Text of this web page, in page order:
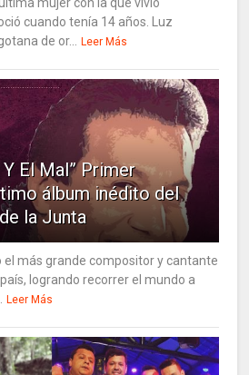
cuando tenía 14 años. Luz
de or...
Leer Más
El Mal” Primer
álbum inédito del
la Junta
el más grande compositor y cantante
logrando recorrer el mundo a
Leer Más